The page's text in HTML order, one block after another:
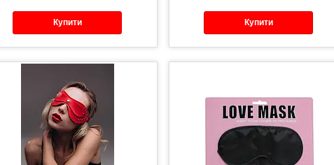
Купити Купити